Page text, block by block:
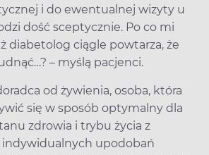
i do ewentualnej wizyty u
dość sceptycznie. Po co mi
diabetolog ciągle powtarza, że
– myślą pacjenci.
od żywienia, osoba, która
się w sposób optymalny dla
zdrowia i trybu życia z
upodobań